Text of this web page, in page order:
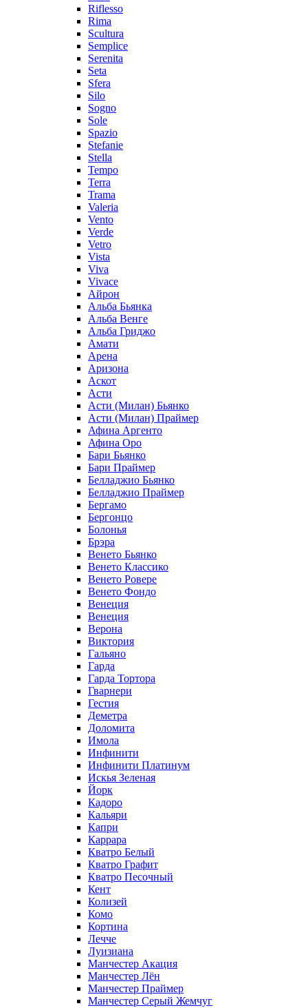
Riflesso
Rima
Scultura
Semplice
Serenita
Seta
Sfera
Silo
Sogno
Sole
Spazio
Stefanie
Stella
Tempo
Terra
Trama
Valeria
Vento
Verde
Vetro
Vista
Viva
Vivace
Айрон
Альба Бьянка
Альба Венге
Альба Гриджо
Амати
Арена
Аризона
Аскот
Асти
Асти (Милан) Бьянко
Асти (Милан) Праймер
Афина Аргенто
Афина Оро
Бари Бьянко
Бари Праймер
Белладжио Бьянко
Белладжио Праймер
Бергамо
Бергонцо
Болонья
Брэра
Венето Бьянко
Венето Классико
Венето Ровере
Венето Фондо
Венеция
Венеция
Верона
Виктория
Гальяно
Гарда
Гарда Тортора
Гварнери
Гестия
Деметра
Доломита
Имола
Инфинити
Инфинити Платинум
Искья Зеленая
Йорк
Кадоро
Кальяри
Капри
Каррара
Кватро Белый
Кватро Графит
Кватро Песочный
Кент
Колизей
Комо
Кортина
Лечче
Луизиана
Манчестер Акация
Манчестер Лён
Манчестер Праймер
Манчестер Серый Жемчуг